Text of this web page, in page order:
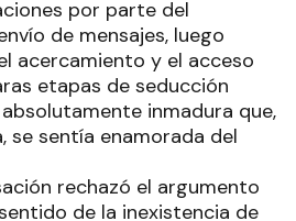
por parte del
de mensajes, luego
acercamiento y el acceso
etapas de seducción
inmadura que,
se sentía enamorada del
rechazó el argumento
de la inexistencia de